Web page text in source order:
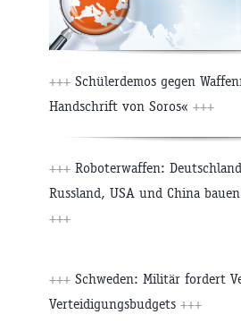
+++ Schülerdemos gegen
Handschrift von Soros« +++
+++ Roboterwaffen:
Russland, USA und China
+++
+++ Schweden: Militär fordert
Verteidigungsbudgets +++